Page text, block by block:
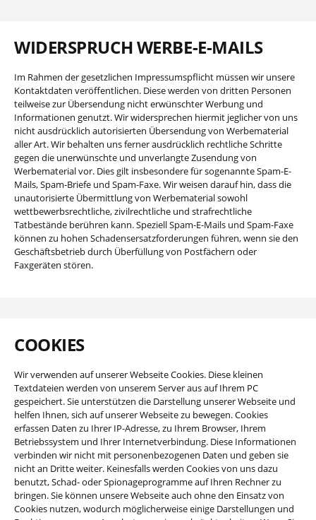
WIDERSPRUCH WERBE-E-MAILS
Im Rahmen der gesetzlichen Impressumspflicht müssen wir unsere
Kontaktdaten veröffentlichen. Diese werden von dritten Personen
teilweise zur Übersendung nicht erwünschter Werbung und
Informationen genutzt. Wir widersprechen hiermit jeglicher von uns
nicht ausdrücklich autorisierten Übersendung von Werbematerial
aller Art. Wir behalten uns ferner ausdrücklich rechtliche Schritte
gegen die unerwünschte und unverlangte Zusendung von
Werbematerial vor. Dies gilt insbesondere für sogenannte Spam-E-
Mails, Spam-Briefe und Spam-Faxe. Wir weisen darauf hin, dass die
unautorisierte Übermittlung von Werbematerial sowohl
wettbewerbsrechtliche, zivilrechtliche und strafrechtliche
Tatbestände berühren kann. Speziell Spam-E-Mails und Spam-Faxe
können zu hohen Schadensersatzforderungen führen, wenn sie den
Geschäftsbetrieb durch Überfüllung von Postfächern oder
Faxgeräten stören.
COOKIES
Wir verwenden auf unserer Webseite Cookies. Diese kleinen
Textdateien werden von unserem Server aus auf Ihrem PC
gespeichert. Sie unterstützen die Darstellung unserer Webseite und
helfen Ihnen, sich auf unserer Webseite zu bewegen. Cookies
erfassen Daten zu Ihrer IP-Adresse, zu Ihrem Browser, Ihrem
Betriebssystem und Ihrer Internetverbindung. Diese Informationen
verbinden wir nicht mit personenbezogenen Daten und geben sie
nicht an Dritte weiter. Keinesfalls werden Cookies von uns dazu
benutzt, Schad- oder Spionageprogramme auf Ihren Rechner zu
bringen. Sie können unsere Webseite auch ohne den Einsatz von
Cookies nutzen, wodurch möglicherweise einige Darstellungen und